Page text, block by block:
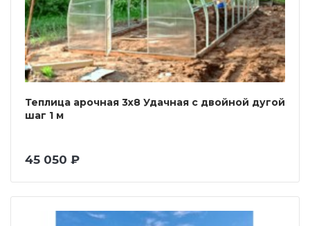
Теплица арочная 3х8 Удачная с двойной дугой
шаг 1 м
45 050 ₽